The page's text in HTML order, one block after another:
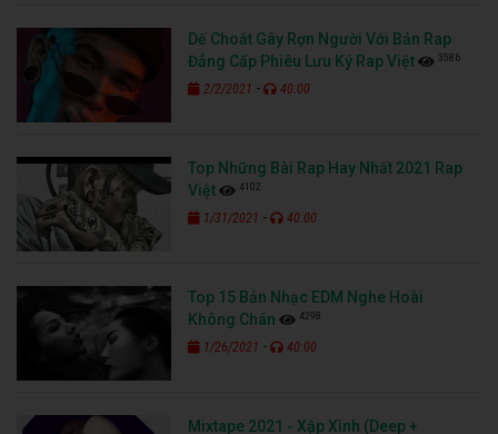
Dế Choắt Gây Rợn Người Với Bản Rap
Đẳng Cấp Phiêu Lưu Ký Rap Việt
3586
2/2/2021 - 40:00
Top Những Bài Rap Hay Nhất 2021 Rap
Việt
4102
1/31/2021 - 40:00
Top 15 Bản Nhạc EDM Nghe Hoài
Không Chán
4298
1/26/2021 - 40:00
Mixtape 2021 - Xập Xình (Deep +